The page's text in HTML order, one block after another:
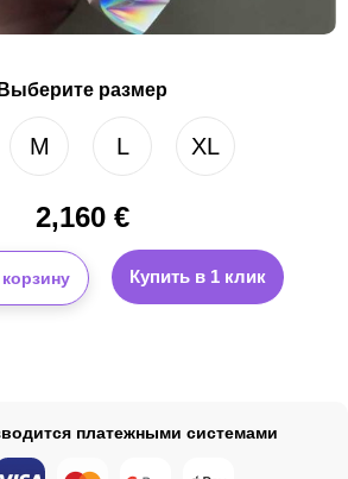
Выберите размер
M L XL
2,160€
Купить в 1 клик
платежными системами